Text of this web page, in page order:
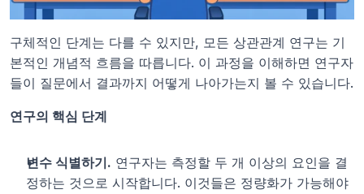
구체적인 단계는 다를 수 있지만, 모든 상관관계 연구는 기
본적인 개념적 흐름을 따릅니다. 이 과정을 이해하면 연구자
들이 질문에서 결과까지 어떻게 나아가는지 볼 수 있습니다.
연구의 핵심 단계
변수 식별하기. 연구자는 측정할 두 개 이상의 요인을 결
정하는 것으로 시작합니다. 이것들은 정량화가 가능해야